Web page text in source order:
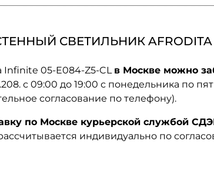
СВЕТИЛЬНИК AFRODITA
05-E084-Z5-CL в Москве можно
с 09:00 до 19:00 с понедельника по
согласование по телефону).
по Москве курьерской службой
индивидуально по